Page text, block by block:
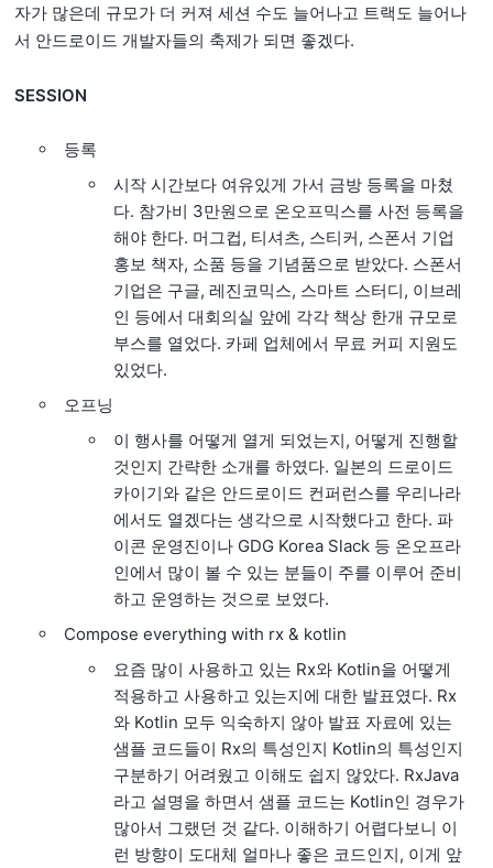
자가 많은데 규모가 더 커져 세션 수도 늘어나고 트랙도 늘어나
서 안드로이드 개발자들의 축제가 되면 좋겠다.
SESSION
등록
시작 시간보다 여유있게 가서 금방 등록을 마쳤
다. 참가비 3만원으로 온오프믹스를 사전 등록을
해야 한다. 머그컵, 티셔츠, 스티커, 스폰서 기업
홍보 책자, 소품 등을 기념품으로 받았다. 스폰서
기업은 구글, 레진코믹스, 스마트 스터디, 이브레
인 등에서 대회의실 앞에 각각 책상 한개 규모로
부스를 열었다. 카페 업체에서 무료 커피 지원도
있었다.
오프닝
이 행사를 어떻게 열게 되었는지, 어떻게 진행할
것인지 간략한 소개를 하였다. 일본의 드로이드
카이기와 같은 안드로이드 컨퍼런스를 우리나라
에서도 열겠다는 생각으로 시작했다고 한다. 파
이콘 운영진이나 GDG Korea Slack 등 온오프라
인에서 많이 볼 수 있는 분들이 주를 이루어 준비
하고 운영하는 것으로 보였다.
Compose everything with rx & kotlin
요즘 많이 사용하고 있는 Rx와 Kotlin을 어떻게
적용하고 사용하고 있는지에 대한 발표였다. Rx
와 Kotlin 모두 익숙하지 않아 발표 자료에 있는
샘플 코드들이 Rx의 특성인지 Kotlin의 특성인지
구분하기 어려웠고 이해도 쉽지 않았다. RxJava
라고 설명을 하면서 샘플 코드는 Kotlin인 경우가
많아서 그랬던 것 같다. 이해하기 어렵다보니 이
런 방향이 도대체 얼마나 좋은 코드인지, 이게 앞